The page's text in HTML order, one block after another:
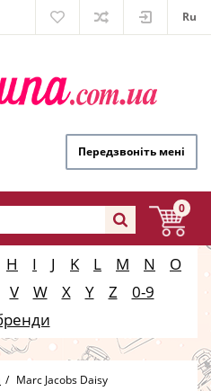
Ru
Передзвоніть мені
0
H I J K L M N
O
V W X Y Z
0-9
Marc Jacobs Daisy